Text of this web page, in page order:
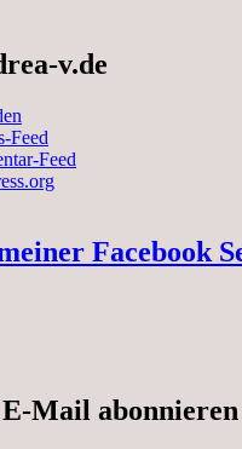
v.de
Feed
Feed
Facebook
Mail abonnieren